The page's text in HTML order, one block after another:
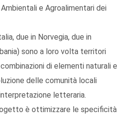
e Agroalimentari dei
due in Norvegia, due in
sono a loro volta territori
di elementi naturali e
delle comunità locali
letteraria.
è ottimizzare le specificità